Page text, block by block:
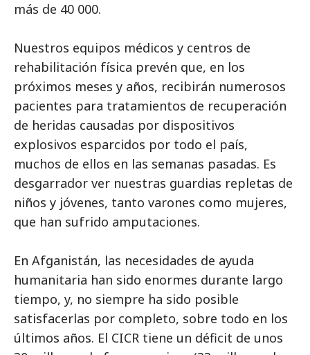
más de 40 000.
Nuestros equipos médicos y centros de
rehabilitación física prevén que, en los
próximos meses y años, recibirán numerosos
pacientes para tratamientos de recuperación
de heridas causadas por dispositivos
explosivos esparcidos por todo el país,
muchos de ellos en las semanas pasadas. Es
desgarrador ver nuestras guardias repletas de
niños y jóvenes, tanto varones como mujeres,
que han sufrido amputaciones.
En Afganistán, las necesidades de ayuda
humanitaria han sido enormes durante largo
tiempo, y, no siempre ha sido posible
satisfacerlas por completo, sobre todo en los
últimos años. El CICR tiene un déficit de unos